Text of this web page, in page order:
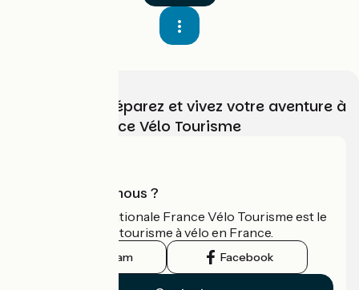
Choisissez, préparez et vivez votre aventure à
vélo avec France Vélo Tourisme
Qui sommes-nous ?
L'association nationale France Vélo Tourisme est le
guide officiel du tourisme à vélo en France.
Instagram Facebook